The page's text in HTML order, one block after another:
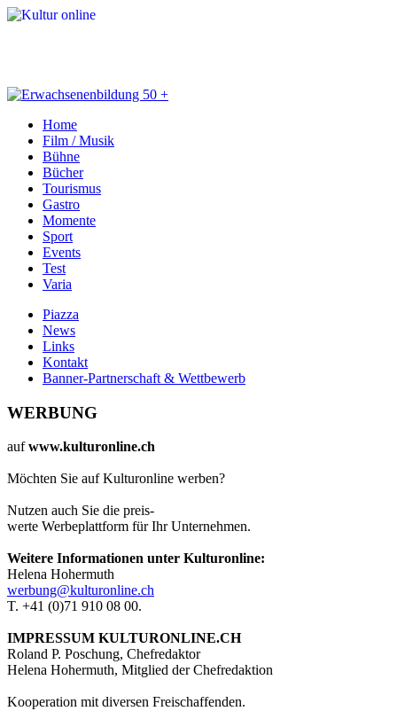
Home
Film / Musik
Bühne
Bücher
Tourismus
Gastro
Momente
Sport
Events
Test
Varia
Piazza
News
Links
Kontakt
Banner-Partnerschaft & Wettbewerb
WERBUNG
aufwww.kulturonline.ch
Möchten Sie auf Kulturonline werben?
Nutzen auch Sie die preis-
werte Werbeplattform für Ihr Unternehmen.
Weitere Informationen unter Kulturonline:
Helena Hohermuth
werbung@kulturonline.ch
T. +41 (0)71 910 08 00.
IMPRESSUM KULTURONLINE.CH
Roland P. Poschung, Chefredaktor
Helena Hohermuth, Mitglied der Chefredaktion
Kooperation mit diversen Freischaffenden.